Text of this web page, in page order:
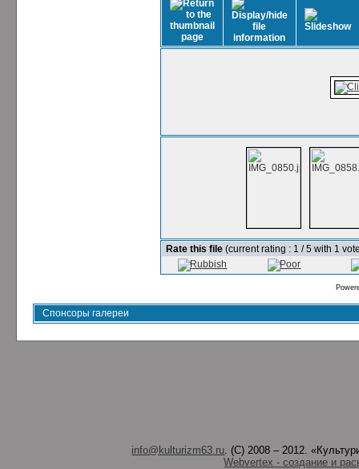
Rate this file (current rating : 1 / 5 with 1
Спонсоры галереи
info@kulturizm63.ru. (C) 2008 – 2012.
Webvertex - создание и